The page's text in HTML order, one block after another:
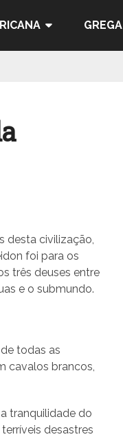
GREGA
desta civilização,
foi para os
três deuses entre
e o submundo.
todas as
cavalos brancos,
tranquilidade do
desastres